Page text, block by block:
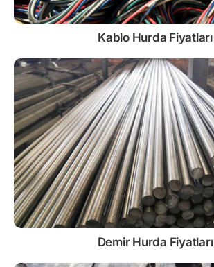
Kablo Hurda Fiyatları
Demir Hurda Fiyatları